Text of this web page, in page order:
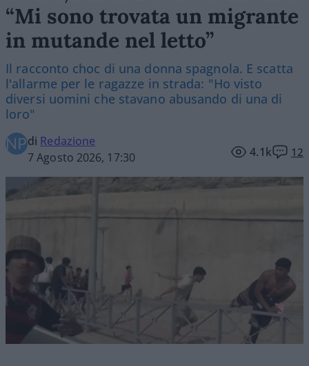
“Mi sono trovata un migrante
in mutande nel letto”
Il racconto choc di una donna spagnola. E scatta
l'allarme per le ragazze in strada: "Ho visto
diversi uomini che stavano abusando di una di
loro"
di Redazione
7 Agosto 2026, 17:30
4.1k 12